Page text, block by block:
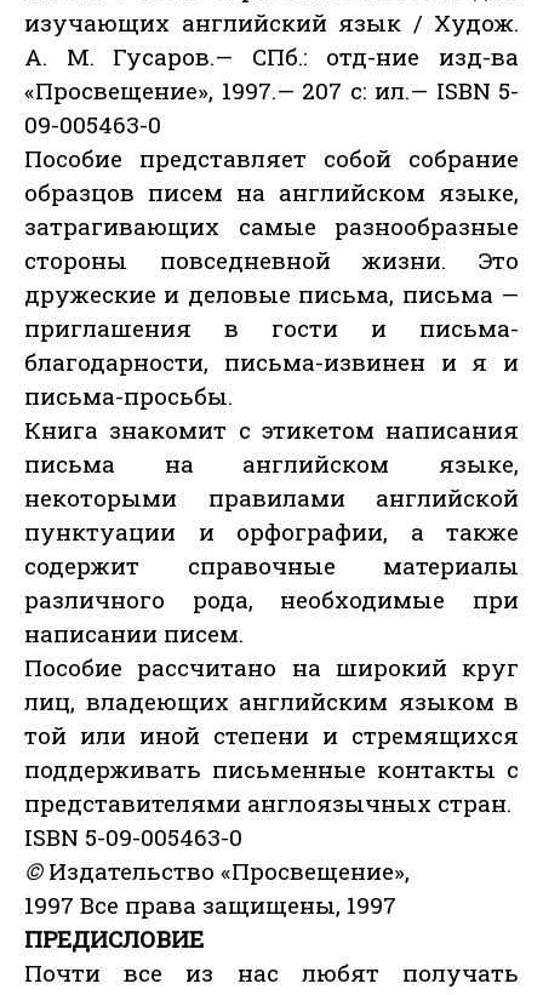
изучающих английский язык / Худож.
А. М. Гусаров.— СПб.: отд-ние изд-ва
«Просвещение», 1997.— 207 с: ил.— ISBN 5-
09-005463-0
Пособие представляет собой собрание
образцов писем на английском языке,
затрагивающих самые разнообразные
стороны повседневной жизни. Это
дружеские и деловые письма, письма —
приглашения в гости и письма-
благодарности, письма-извинен и я и
письма-просьбы.
Книга знакомит с этикетом написания
письма на английском языке,
некоторыми правилами английской
пунктуации и орфографии, а также
содержит справочные материалы
различного рода, необходимые при
написании писем.
Пособие рассчитано на широкий круг
лиц, владеющих английским языком в
той или иной степени и стремящихся
поддерживать письменные контакты с
представителями англоязычных стран.
ISBN 5-09-005463-0
© Издательство «Просвещение»,
1997 Все права защищены, 1997
ПРЕДИСЛОВИЕ
Почти все из нас любят получать